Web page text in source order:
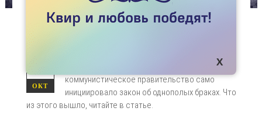
СПЕЦПРОЕКТЫ
РАДУГА НАД ХАНОЕМ
ОКТ
коммунистическое правительство само
инициировало закон об однополых браках. Что
из этого вышло, читайте в статье.